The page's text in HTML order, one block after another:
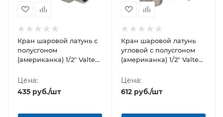
Кран шаровой латунь с
полусгоном
(американка) 1/2" Valtec
бабочка
Цена:
435 руб./шт
Кран шаровой латунь
угловой с полусгоном
(американка) 1/2" Valtec
бабочка
Цена:
612 руб./шт